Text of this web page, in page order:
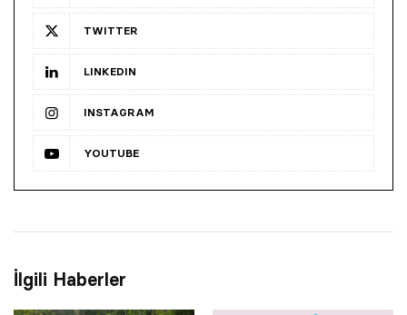
TWITTER
LINKEDIN
INSTAGRAM
YOUTUBE
İlgili Haberler